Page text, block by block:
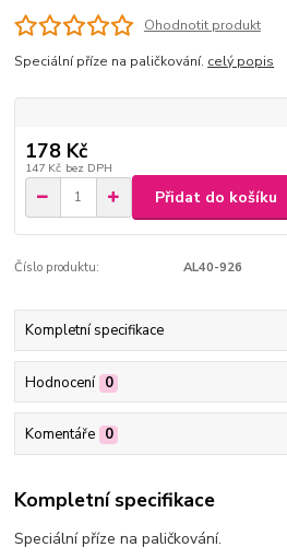
Ohodnotit produkt
Speciální příze na paličkování. celý popis
178 Kč
147 Kč bez DPH
Přidat do košíku
Číslo produktu: AL40-926
Kompletní specifikace
Hodnocení 0
Komentáře 0
Kompletní specifikace
Speciální příze na paličkování.